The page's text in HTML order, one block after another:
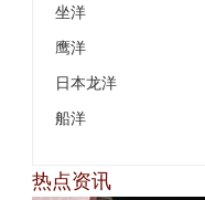
坐洋
鹰洋
日本龙洋
船洋
热点资讯